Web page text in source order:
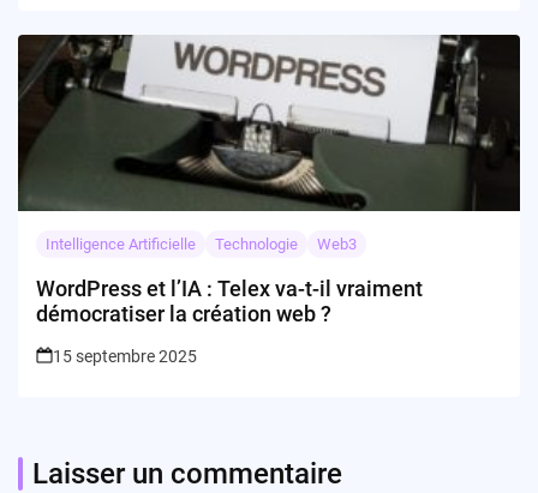
Intelligence Artificielle Technologie Web3
WordPress et l’IA : Telex va-t-il vraiment
démocratiser la création web ?
15 septembre 2025
Laisser un commentaire